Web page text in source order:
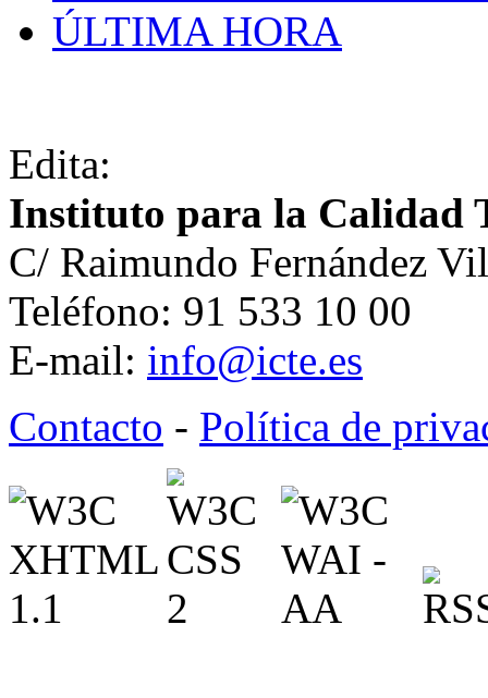
ÚLTIMA HORA
Edita:
Instituto para la Calidad
C/ Raimundo Fernández
Teléfono: 91 533 10 00
E-mail: info@icte.es
Contacto - Política de